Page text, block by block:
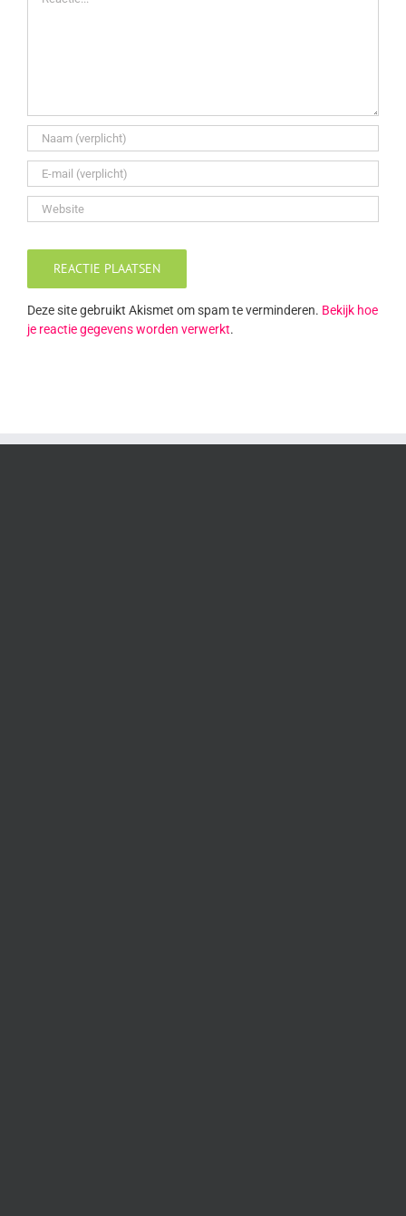
Deze site gebruikt Akismet om spam te verminderen. Bekijk hoe
je reactie gegevens worden verwerkt.